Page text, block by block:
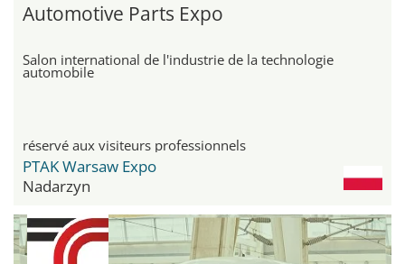
Automotive Parts Expo
Salon international de l'industrie de la technologie
automobile
réservé aux visiteurs professionnels
PTAK Warsaw Expo
Nadarzyn